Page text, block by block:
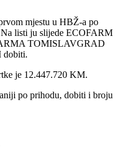
mjestu u HBŽ-a po
listi ju slijede ECOFARM
TOMISLAVGRAD
dobiti.
je 12.447.720 KM.
po prihodu, dobiti i broju